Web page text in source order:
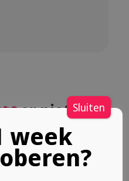
er niet
met ons op, we
verder!
week
Sluiten